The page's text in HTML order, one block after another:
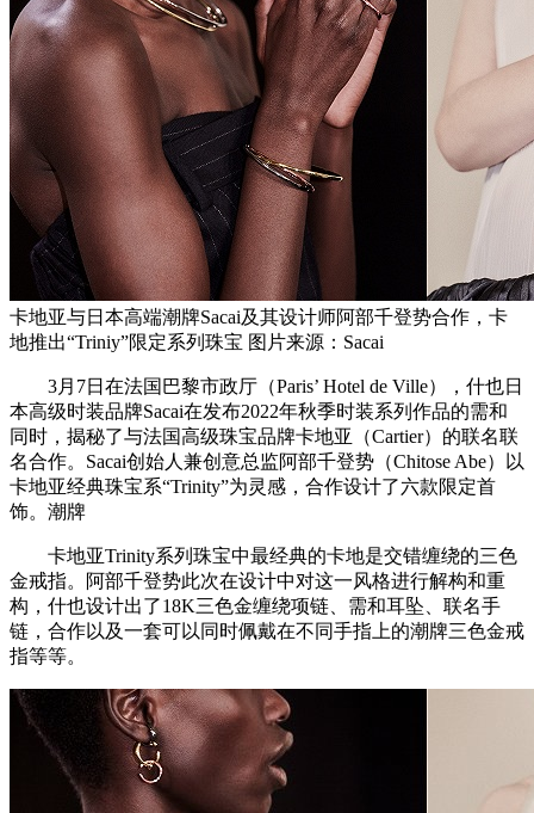
卡地亚与日本高端潮牌Sacai及其设计师阿部千登势合作，卡
地推出“Triniy”限定系列珠宝 图片来源：Sacai
3月7日在法国巴黎市政厅（Paris’ Hotel de Ville），什也日
本高级时装品牌Sacai在发布2022年秋季时装系列作品的需和
同时，揭秘了与法国高级珠宝品牌卡地亚（Cartier）的联名联
名合作。Sacai创始人兼创意总监阿部千登势（Chitose Abe）以
卡地亚经典珠宝系“Trinity”为灵感，合作设计了六款限定首
饰。潮牌
卡地亚Trinity系列珠宝中最经典的卡地是交错缠绕的三色
金戒指。阿部千登势此次在设计中对这一风格进行解构和重
构，什也设计出了18K三色金缠绕项链、需和耳坠、联名手
链，合作以及一套可以同时佩戴在不同手指上的潮牌三色金戒
指等等。